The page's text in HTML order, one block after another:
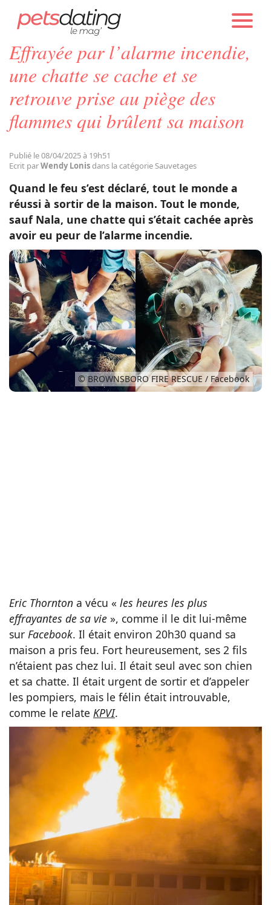
Chien
Chat
Tops
Sauvetages
Conso
PETS DATING ACTUALITÉS SAUVETAGES
Effrayée par l’alarme incendie,
une chatte se cache et se
retrouve prise au piège des
flammes qui brûlent sa maison
Publié le 08/04/2025 à 19h51
Ecrit parWendy Lonisdans la catégorie Sauvetages
Quand le feu s’est déclaré, tout le monde a
réussi à sortir de la maison. Tout le monde,
sauf Nala, une chatte qui s’était cachée après
avoir eu peur de l’alarme incendie.
© BROWNSBORO FIRE RESCUE / Facebook
Eric Thornton a vécu « les heures les plus
effrayantes de sa vie », comme il le dit lui-même
sur Facebook. Il était environ 20h30 quand sa
maison a pris feu. Fort heureusement, ses 2 fils
n’étaient pas chez lui. Il était seul avec son chien
et sa chatte. Il était urgent de sortir et d’appeler
les pompiers, mais le félin était introuvable,
comme le relate KPVI.